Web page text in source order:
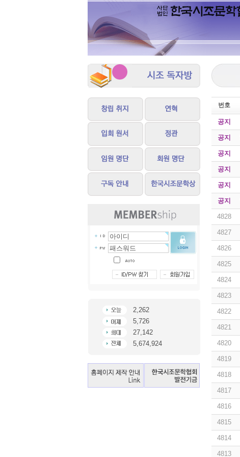
2,262
5,726
27,142
5,674,924
번호
공지
공지
공지
공지
공지
공지
4828
4827
4826
4825
4824
4823
4822
4821
4820
4819
4818
4817
4816
4815
4814
4813